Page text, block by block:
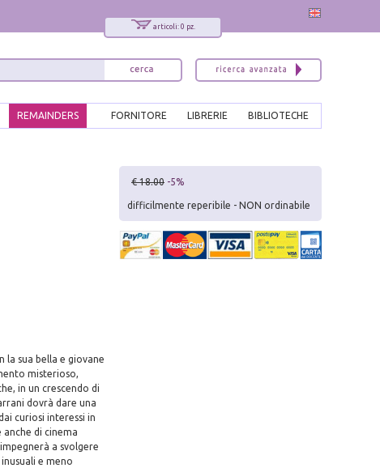
articoli: 0 pz.
BIBLIOTECHE
LIBRERIE
FORNITORE
REMAINDERS
la sua bella e giovane
misterioso,
in un crescendo di
dovrà dare una
curiosi interessi in
di cinema
a svolgere
e meno
€ 18.00 -5%
difficilmente reperibile - NON ordinabile
x
Allora iscriviti alla nostra newsletter!
Sarai informato delle nostre novità, potrai
comunque cancellarti quando desideri.